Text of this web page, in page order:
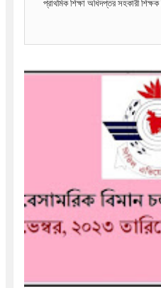
প্রাথমিক শিক্ষা অধিদপ্তর সহকারী